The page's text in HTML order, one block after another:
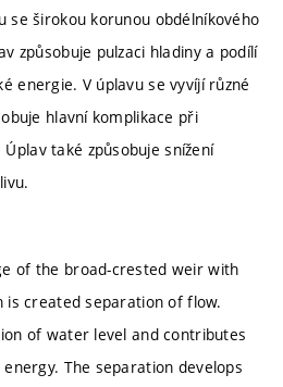
se širokou korunou obdélníkového
způsobuje pulzaci hladiny a podílí
energie. V úplavu se vyvíjí různé
hlavní komplikace při
také způsobuje snížení
of the broad-crested weir with
is created separation of flow.
of water level and contributes
The separation develops